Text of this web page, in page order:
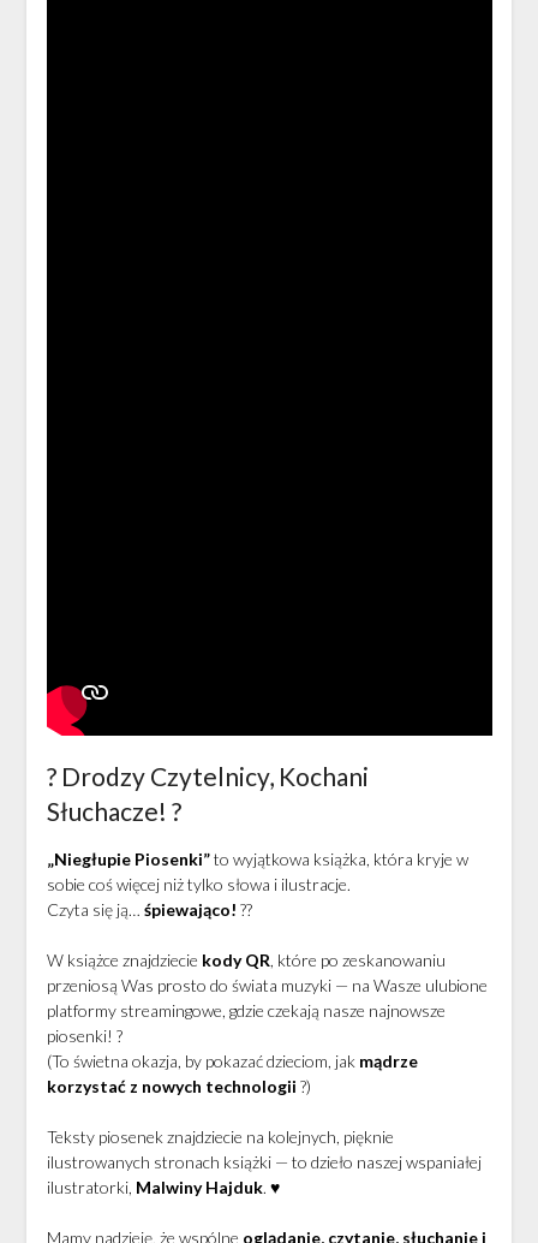
? Drodzy Czytelnicy, Kochani
Słuchacze! ?
„Niegłupie Piosenki”to wyjątkowa książka, która kryje w
sobie coś więcej niż tylko słowa i ilustracje.
Czyta się ją… śpiewająco! ??
W książce znajdziecie kody QR, które po zeskanowaniu
przeniosą Was prosto do świata muzyki — na Wasze ulubione
platformy streamingowe, gdzie czekają nasze najnowsze
piosenki! ?
(To świetna okazja, by pokazać dzieciom, jak mądrze
korzystać z nowych technologii ?)
Teksty piosenek znajdziecie na kolejnych, pięknie
ilustrowanych stronach książki — to dzieło naszej wspaniałej
ilustratorki, Malwiny Hajduk. ♥️
Mamy nadzieję, że wspólne oglądanie, czytanie, słuchanie i